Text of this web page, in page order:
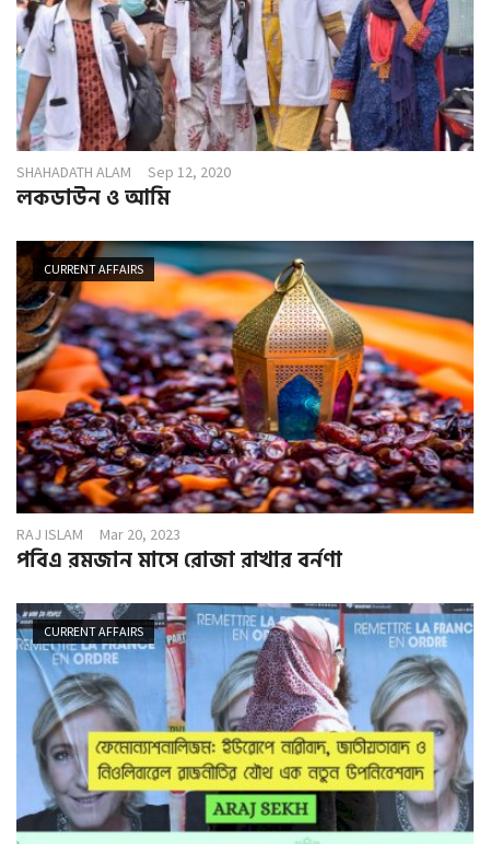
SHAHADATH ALAM Sep 12, 2020
লকডাউন ও আমি
CURRENT AFFAIRS
RAJ ISLAM Mar 20, 2023
পবিএ রমজান মাসে রোজা রাখার বর্নণা
CURRENT AFFAIRS